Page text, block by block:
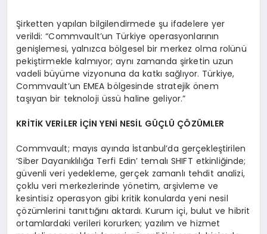
Şirketten yapılan bilgilendirmede şu ifadelere yer
verildi: “Commvault’un Türkiye operasyonlarının
genişlemesi, yalnızca bölgesel bir merkez olma rolünü
pekiştirmekle kalmıyor; aynı zamanda şirketin uzun
vadeli büyüme vizyonuna da katkı sağlıyor. Türkiye,
Commvault’un EMEA bölgesinde stratejik önem
taşıyan bir teknoloji üssü haline geliyor.”
KRİTİK VERİLER İÇİN YENİ NESİL GÜÇLÜ ÇÖZÜMLER
Commvault; mayıs ayında İstanbul’da gerçekleştirilen
‘Siber Dayanıklılığa Terfi Edin’ temalı SHIFT etkinliğinde;
güvenli veri yedekleme, gerçek zamanlı tehdit analizi,
çoklu veri merkezlerinde yönetim, arşivleme ve
kesintisiz operasyon gibi kritik konularda yeni nesil
çözümlerini tanıttığını aktardı. Kurum içi, bulut ve hibrit
ortamlardaki verileri korurken; yazılım ve hizmet